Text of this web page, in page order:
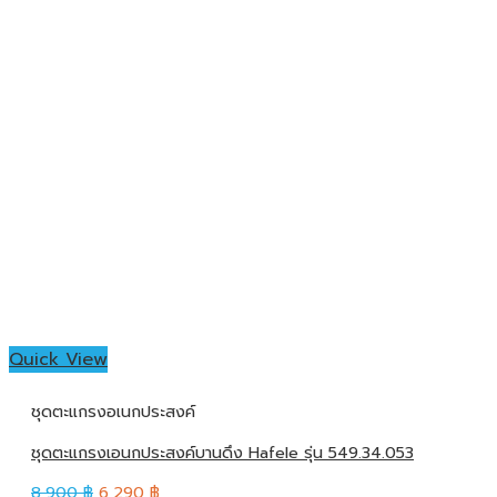
Quick View
ชุดตะแกรงอเนกประสงค์
ชุดตะแกรงเอนกประสงค์บานดึง Hafele รุ่น 549.34.053